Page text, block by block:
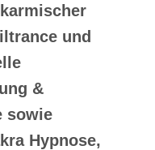
und
&
sowie
Hypnose,